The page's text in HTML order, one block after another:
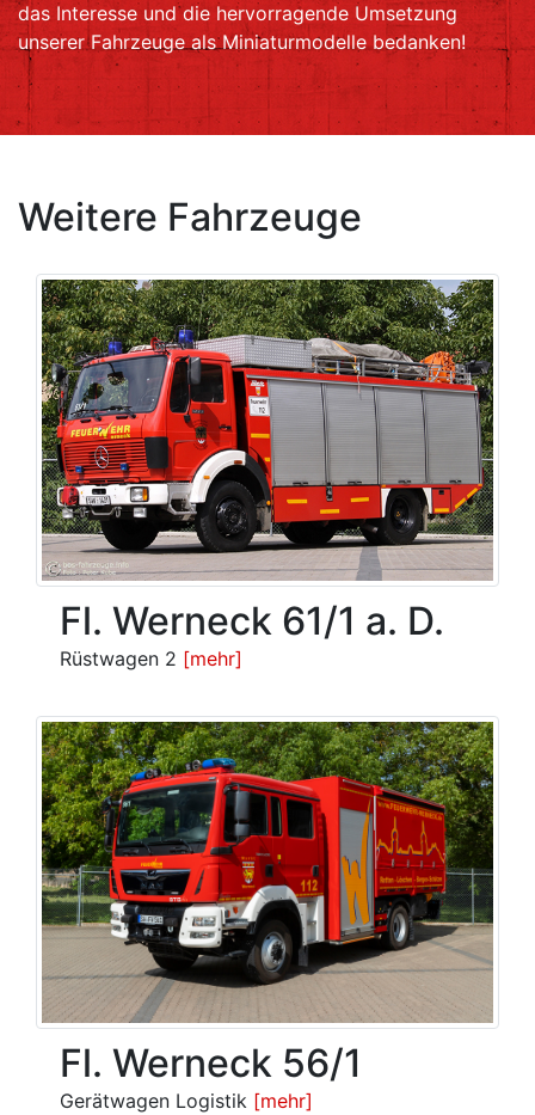
das Interesse und die hervorragende Umsetzung
unserer Fahrzeuge als Miniaturmodelle bedanken!
Weitere Fahrzeuge
Fl. Werneck 61/1 a. D.
Rüstwagen 2 [mehr]
Fl. Werneck 56/1
Gerätwagen Logistik [mehr]